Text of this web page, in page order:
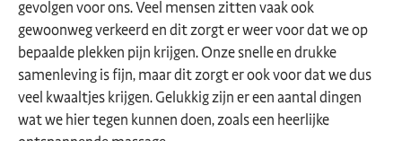
gevolgen voor ons. Veel mensen zitten vaak ook
gewoonweg verkeerd en dit zorgt er weer voor dat we op
bepaalde plekken pijn krijgen. Onze snelle en drukke
samenleving is fijn, maar dit zorgt er ook voor dat we dus
veel kwaaltjes krijgen. Gelukkig zijn er een aantal dingen
wat we hier tegen kunnen doen, zoals een heerlijke